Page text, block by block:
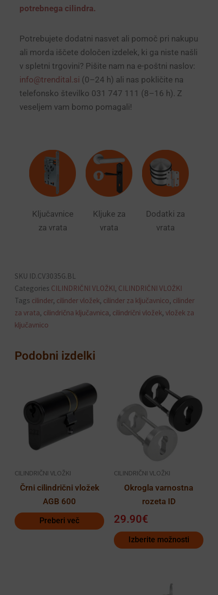
potrebnega cilindra.
Potrebujete dodatni nasvet ali pomoč pri nakupu
ali morda iščete določen izdelek, ki ga niste našli
v spletni trgovini? Pišite nam na e-poštni naslov:
info@trendital.si (0–24 h) ali nas pokličite na
telefonsko številko 031 747 111 (8–16 h). Z
veseljem vam bomo pomagali!
Ključavnice
za vrata
Kljuke za
vrata
Dodatki za
vrata
SKU ID.CV3035G.BL
Categories CILINDRIČNI VLOŽKI, CILINDRIČNI VLOŽKI
Tags cilinder, cilinder vložek, cilinder za ključavnico, cilinder
za vrata, cilindrična ključavnica, cilindrični vložek, vložek za
ključavnico
Podobni izdelki
CILINDRIČNI VLOŽKI
Črni cilindrični vložek
AGB 600
Preberi več
CILINDRIČNI VLOŽKI
Okrogla varnostna
rozeta ID
29.90€
Izberite možnosti
izdelek
različic.
izberete
izdelka